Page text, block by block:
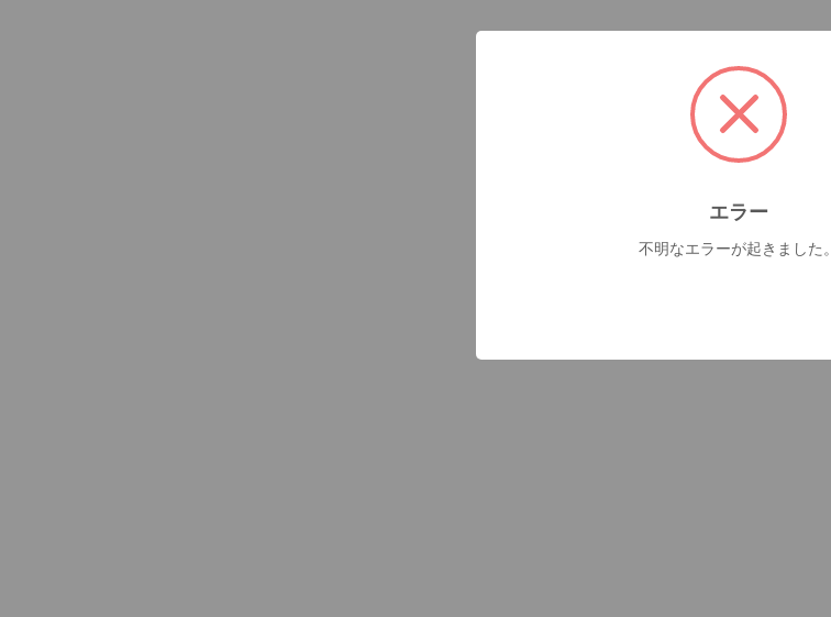
エラー
不明なエラーが起きました。